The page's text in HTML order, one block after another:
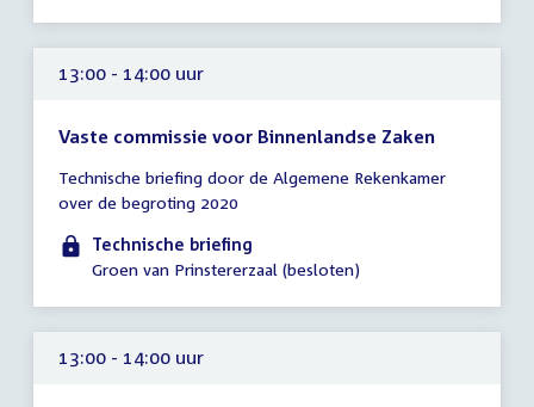
13:00 - 14:00 uur
Vaste commissie voor Binnenlandse Zaken
vergadering
13:00
14:00
Technische briefing door de Algemene Rekenkamer
over de begroting 2020
Technische briefing
Groen van Prinstererzaal (besloten)
13:00 - 14:00 uur